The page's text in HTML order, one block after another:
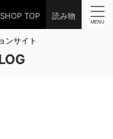
SHOP TOP 読み物
ンサイト